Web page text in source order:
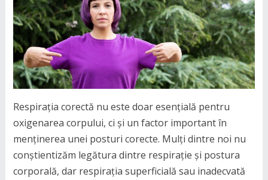
Respirația corectă nu este doar esențială pentru
oxigenarea corpului, ci și un factor important în
menținerea unei posturi corecte. Mulți dintre noi nu
conștientizăm legătura dintre respirație și postura
corporală, dar respirația superficială sau inadecvată